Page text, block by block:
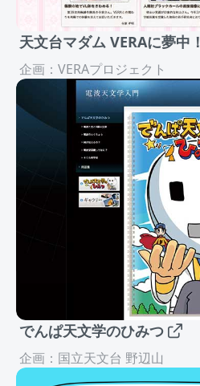
天文台マダム VERAに夢中！
企画：VERAプロジェクト
でんぱ天文学のひみつ
企画：国立天文台 野辺山